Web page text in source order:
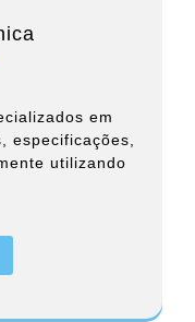
em
especificações,
utilizando